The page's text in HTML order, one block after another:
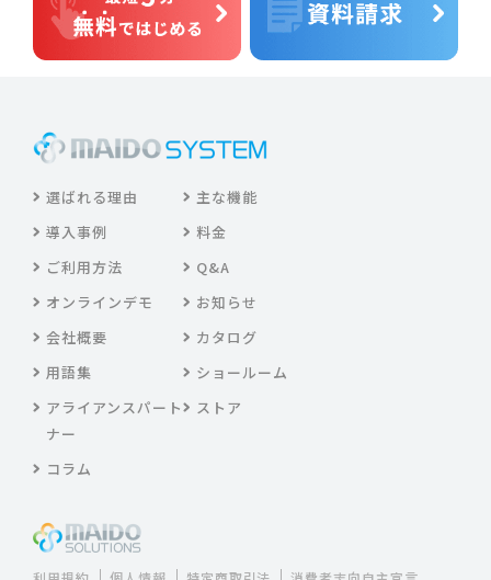
選ばれる理由
主な機能
導入事例
料金
ご利用方法
Q&A
オンラインデモ
お知らせ
会社概要
カタログ
用語集
ショールーム
アライアンスパート
ナー
ストア
コラム